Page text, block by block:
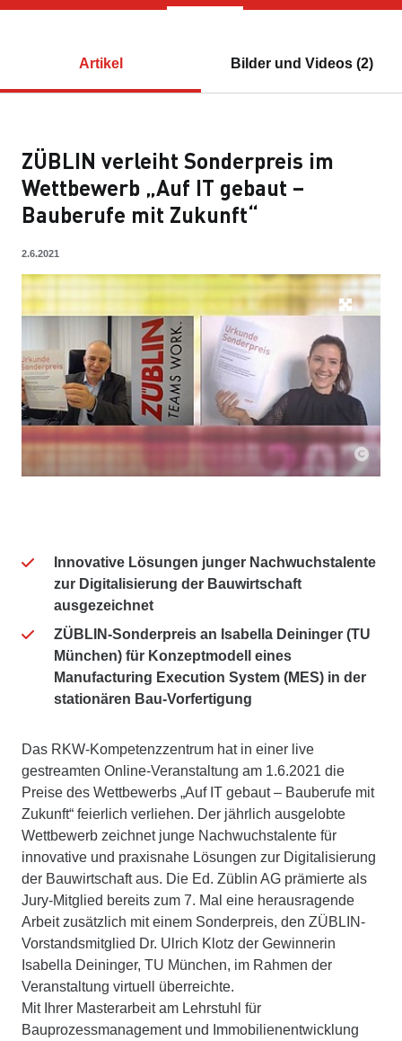
Artikel Bilder und Videos (2)
ZÜBLIN verleiht Sonderpreis im
Wettbewerb „Auf IT gebaut –
Bauberufe mit Zukunft“
2.6.2021
Innovative Lösungen junger Nachwuchstalente
zur Digitalisierung der Bauwirtschaft
ausgezeichnet
ZÜBLIN-Sonderpreis an Isabella Deininger (TU
München) für Konzeptmodell eines
Manufacturing Execution System (MES) in der
stationären Bau-Vorfertigung
Das RKW-Kompetenzzentrum hat in einer live
gestreamten Online-Veranstaltung am 1.6.2021 die
Preise des Wettbewerbs „Auf IT gebaut – Bauberufe mit
Zukunft“ feierlich verliehen. Der jährlich ausgelobte
Wettbewerb zeichnet junge Nachwuchstalente für
innovative und praxisnahe Lösungen zur Digitalisierung
der Bauwirtschaft aus. Die Ed. Züblin AG prämierte als
Jury-Mitglied bereits zum 7. Mal eine herausragende
Arbeit zusätzlich mit einem Sonderpreis, den ZÜBLIN-
Vorstandsmitglied Dr. Ulrich Klotz der Gewinnerin
Isabella Deininger, TU München, im Rahmen der
Veranstaltung virtuell überreichte.
Mit Ihrer Masterarbeit am Lehrstuhl für
Bauprozessmanagement und Immobilienentwicklung